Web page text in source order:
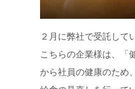
２月に弊社で受託して
こちらの企業様は、「
から社員の健康のため